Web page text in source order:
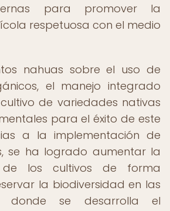
para promover la
respetuosa con el medio
nahuas sobre el uso de
el manejo integrado
de variedades nativas
para el éxito de este
a la implementación de
se ha logrado aumentar la
de los cultivos de forma
la biodiversidad en las
donde se desarrolla el